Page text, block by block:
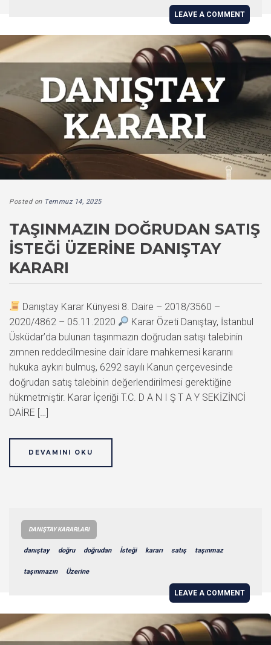
LEAVE A COMMENT
Posted on Temmuz 14, 2025
TAŞINMAZIN DOĞRUDAN SATIŞ
İSTEĞI ÜZERINE DANIŞTAY
KARARI
Danıştay Karar Künyesi 8. Daire – 2018/3560 –
2020/4862 – 05.11.2020
Karar Özeti Danıştay, İstanbul
Üsküdar’da bulunan taşınmazın doğrudan satışı talebinin
zımnen reddedilmesine dair idare mahkemesi kararını
hukuka aykırı bulmuş, 6292 sayılı Kanun çerçevesinde
doğrudan satış talebinin değerlendirilmesi gerektiğine
hükmetmiştir. Karar İçeriği T.C. D A N I Ş T A Y SEKİZİNCİ
DAİRE […]
DEVAMINI OKU
DANIŞTAY KARARLARI
danıştay doğru doğrudan İsteği kararı satış taşınmaz
taşınmazın Üzerine
LEAVE A COMMENT